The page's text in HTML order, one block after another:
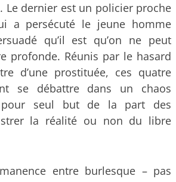
Le dernier est un policier proche
a persécuté le jeune homme
qu’il est qu’on ne peut
profonde. Réunis par le hasard
d’une prostituée, ces quatre
se débattre dans un chaos
pour seul but de la part des
la réalité ou non du libre
entre burlesque – pas